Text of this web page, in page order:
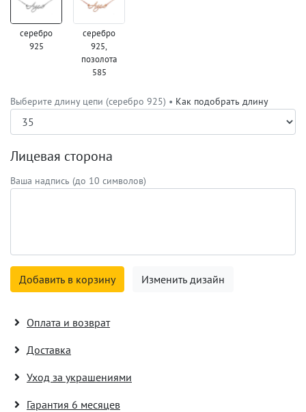
серебро
925
серебро
925,
позолота
585
Выберите длину цепи (серебро 925) • Как подобрать длину
Лицевая сторона
Ваша надпись (до 10 символов)
Добавить в корзину Изменить дизайн
Оплата и возврат
Доставка
Уход за украшениями
Гарантия 6 месяцев